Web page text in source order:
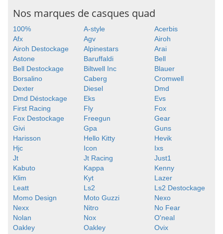
Nos marques de casques quad
100% A-style
Acerbis
Afx
Agv
Airoh
Airoh Destockage
Alpinestars
Arai
Astone
Baruffaldi
Bell
Bell Destockage
Biltwell Inc
Blauer
Borsalino
Caberg
Cromwell
Dexter
Diesel
Dmd
Dmd Déstockage
Eks
Evs
First Racing
Fly
Fox
Fox Destockage
Freegun
Gear
Givi
Gpa
Guns
Harisson
Hello Kitty
Hevik
Hjc
Icon
Ixs
Jt
Jt Racing
Just1
Kabuto
Kappa
Kenny
Klim
Kyt
Lazer
Leatt
Ls2
Ls2 Destockage
Momo Design
Moto Guzzi
Nexo
Nexx
Nitro
No Fear
Nolan
Nox
O'neal
Oakley
Oakley
Ovix